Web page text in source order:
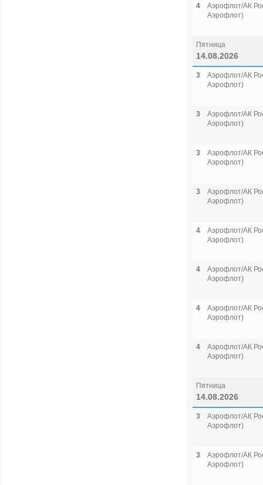
4
Аэрофлот/АК
Аэрофлот)
Пятница
14.08.2026
3
Аэрофлот/АК
Аэрофлот)
3
Аэрофлот/АК
Аэрофлот)
3
Аэрофлот/АК
Аэрофлот)
3
Аэрофлот/АК
Аэрофлот)
4
Аэрофлот/АК
Аэрофлот)
4
Аэрофлот/АК
Аэрофлот)
4
Аэрофлот/АК
Аэрофлот)
4
Аэрофлот/АК
Аэрофлот)
Пятница
14.08.2026
3
Аэрофлот/АК
Аэрофлот)
3
Аэрофлот/АК
Аэрофлот)